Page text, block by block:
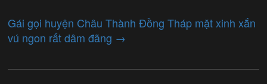
Gái gọi huyện Châu Thành Đồng Tháp mặt xinh xắn
vú ngon rất dâm đãng →